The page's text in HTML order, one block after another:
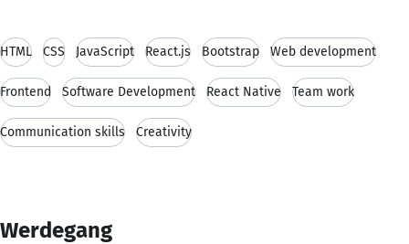
HTML CSS JavaScript React.js Bootstrap Web development
Frontend Software Development React Native Team work
Communication skills Creativity
Werdegang